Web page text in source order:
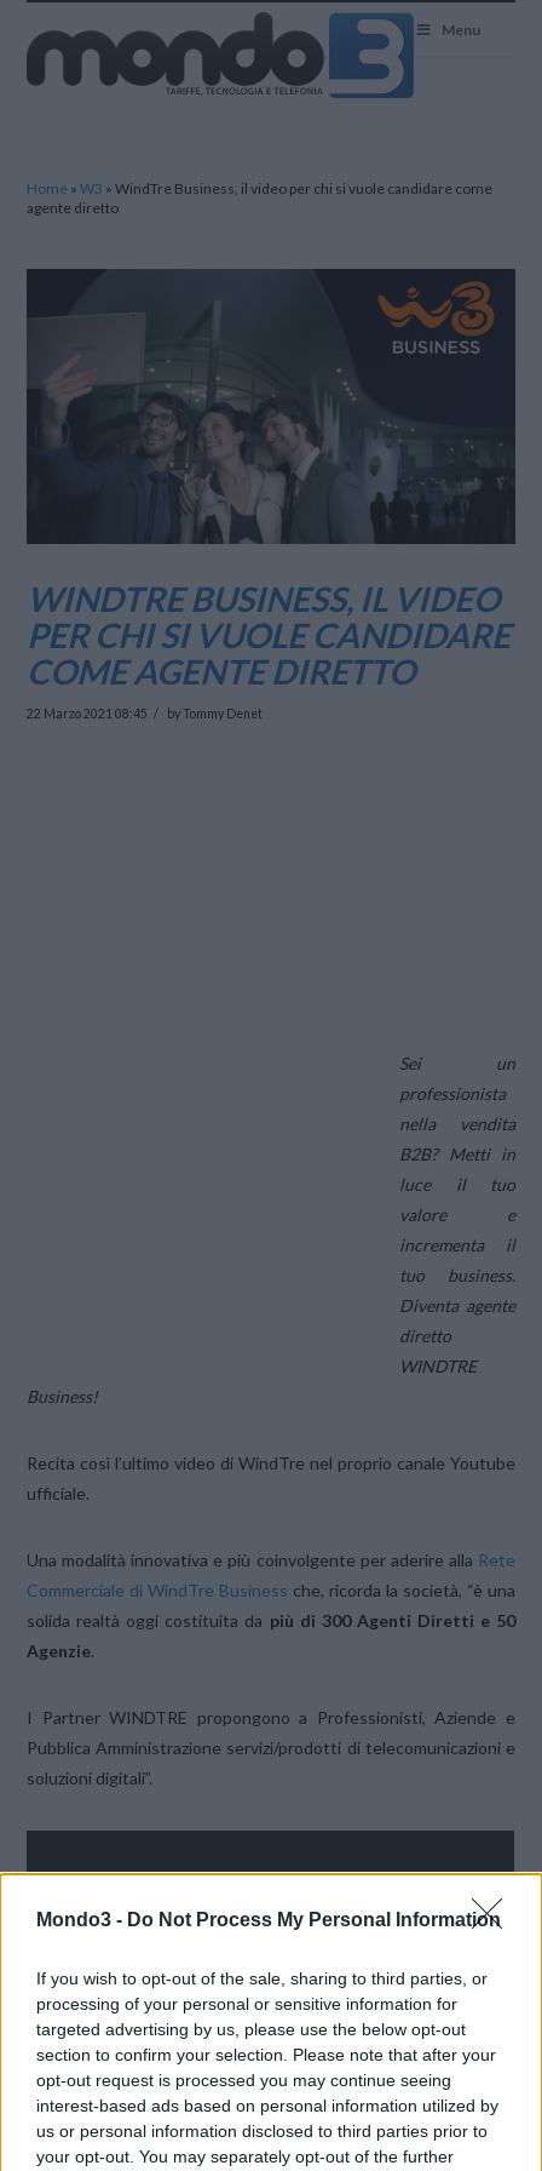
Mondo3 - Do Not Process My Personal Information
If you wish to opt-out of the sale, sharing to third parties, or
processing of your personal or sensitive information for
targeted advertising by us, please use the below opt-out
section to confirm your selection. Please note that after your
opt-out request is processed you may continue seeing
interest-based ads based on personal information utilized by
us or personal information disclosed to third parties prior to
your opt-out. You may separately opt-out of the further
Menu
Home »W3 »WindTre Business, il video per chi si vuole candidare come
agente diretto
WINDTRE BUSINESS, IL VIDEO
PER CHI SI VUOLE CANDIDARE
COME AGENTE DIRETTO
22 Marzo 2021 08:45 by Tommy Denet
Sei un
professionista
nella vendita
B2B? Metti in
luce il tuo
valore e
incrementa il
tuo business.
Diventa agente
diretto
WINDTRE
Business!
Recita così l’ultimo video di WindTre nel proprio canale Youtube
ufficiale.
Una modalità innovativa e più coinvolgente per aderire alla Rete
Commerciale di WindTre Business che, ricorda la società, “è una
solida realtà oggi costituita da più di 300 Agenti Diretti e 50
Agenzie.
I Partner WINDTRE propongono a Professionisti, Aziende e
Pubblica Amministrazione servizi/prodotti di telecomunicazioni e
soluzioni digitali”.